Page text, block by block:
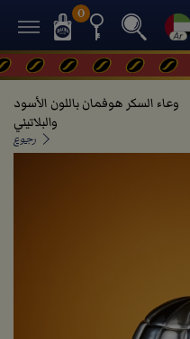
0
وعاء السكر هوفمان باللون الأسود
والبلاتيني
رجوع